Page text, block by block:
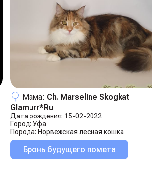
Мама: Ch. Marseline Skogkat
Glamurr*ru
Дата рождения: 15-02-2022
Город: Уфа
Порода: Норвежская лесная кошка
Бронь будущего помета